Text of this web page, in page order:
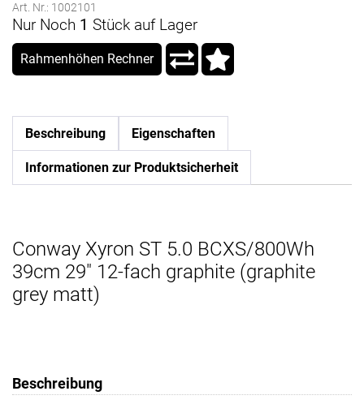
Art. Nr.: 1002101
Nur Noch 1 Stück auf Lager
Rahmenhöhen Rechner
Beschreibung Eigenschaften
Informationen zur Produktsicherheit
Conway Xyron ST 5.0 BCXS/800Wh
39cm 29" 12-fach graphite (graphite
grey matt)
Beschreibung